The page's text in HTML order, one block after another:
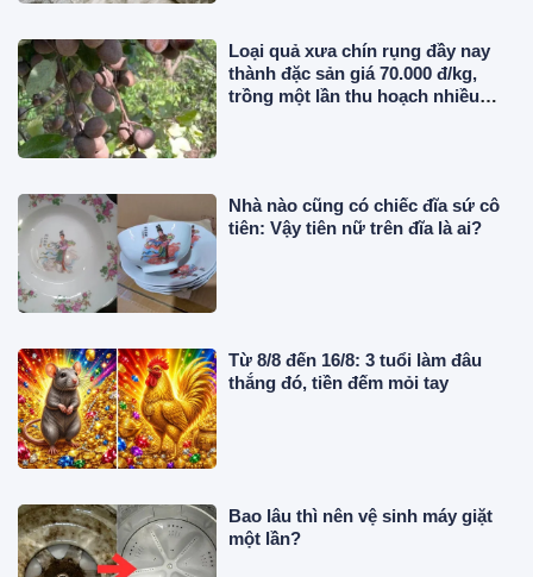
Loại quả xưa chín rụng đầy nay
thành đặc sản giá 70.000 đ/kg,
trồng một lần thu hoạch nhiều
Nhà nào cũng có chiếc đĩa sứ cô
tiên: Vậy tiên nữ trên đĩa là ai?
Từ 8/8 đến 16/8: 3 tuổi làm đâu
thắng đó, tiền đếm mỏi tay
Bao lâu thì nên vệ sinh máy giặt
một lần?